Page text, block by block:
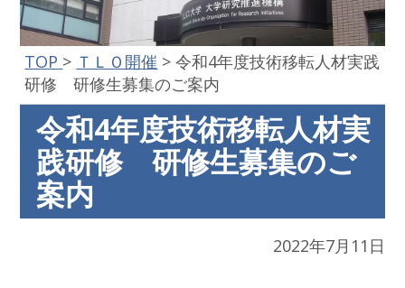
TOP > ＴＬＯ開催 >令和4年度技術移転人材実践
研修 研修生募集のご案内
令和4年度技術移転人材実
践研修 研修生募集のご
案内
2022年7月11日